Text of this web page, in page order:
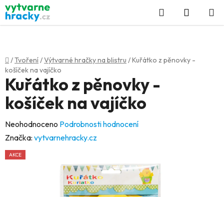
Přejít
na
obsah
Hledat
KOŠÍK
Domů
/Tvoření/Výtvarné hračky na blistru /Kuřátko z pěnovky -
košíček na vajíčko
Kuřátko z pěnovky -
košíček na vajíčko
Průměrné
hodnocení
produktu
Neohodnoceno Podrobnosti hodnocení
Značka: vytvarnehracky.cz
AKCE